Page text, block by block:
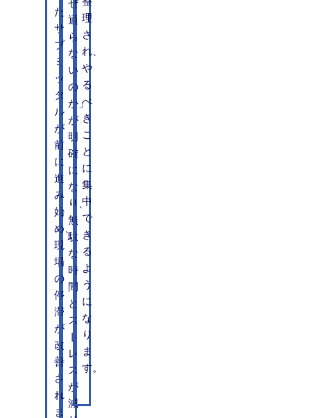
た
サ
ブ
ミ
ッ
タ
ル
が
前
に
進
み
始
め、
現
場
の
停
滞
が
改
善
さ
れ
ま
ぜ
通
ら
な
い
の
か」
が
明
確
に
な
り、
無
駄
な
時
間
と
ス
ト
レ
ス
が
減
理
さ
れ、
や
る
べ
き
こ
と
に
集
中
で
き
る
よ
う
に
な
り
ま
す。